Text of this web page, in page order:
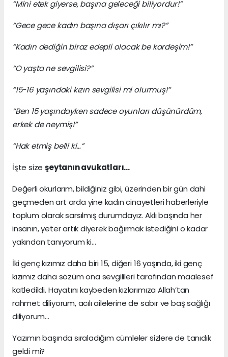
“Mini etek giyerse, başına geleceği biliyordur!”
“Gece gece kadın başına dışarı çıkılır mı?”
“Kadın dediğin biraz edepli olacak be kardeşim!”
“O yaşta ne sevgilisi?”
“15-16 yaşındaki kızın sevgilisi mi olurmuş!”
“Ben 15 yaşındayken sadece oyunları düşünürdüm,
erkek de neymiş!”
“Hak etmiş belli ki…”
İşte sizeşeytanın avukatları…
Değerli okurlarım, bildiğiniz gibi, üzerinden bir gün dahi
geçmeden art arda yine kadın cinayetleri haberleriyle
toplum olarak sarsılmış durumdayız. Aklı başında her
insanın, yeter artık diyerek bağırmak istediğini o kadar
yakından tanıyorum ki…
İki genç kızımız daha biri 15, diğeri 16 yaşında, iki genç
kızımız daha sözüm ona sevgilileri tarafından maalesef
katledildi. Hayatını kaybeden kızlarımıza Allah’tan
rahmet diliyorum, acılı ailelerine de sabır ve baş sağlığı
diliyorum…
Yazımın başında sıraladığım cümleler sizlere de tanıdık
geldi mi?